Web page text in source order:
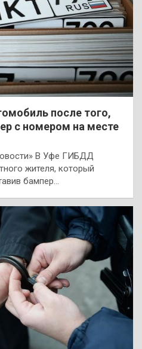
после того,
с номером на месте
В Уфе ГИБДД
жителя, который
бампер…